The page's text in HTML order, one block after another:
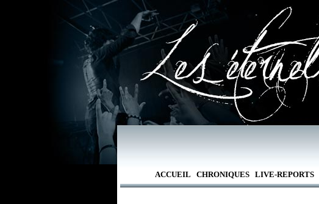
ACCUEIL CHRONIQUES LIVE-REPORTS